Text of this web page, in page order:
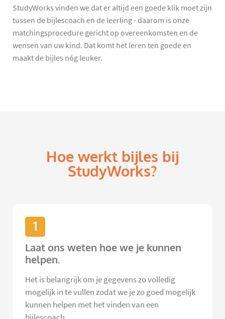
StudyWorks vinden we dat er altijd een goede klik moet zijn
tussen de bijlescoach en de leerling - daarom is onze
matchingsprocedure gericht op overeenkomsten en de
wensen van uw kind. Dat komt het leren ten goede en
maakt de bijles nóg leuker.
Hoe werkt bijles bij
StudyWorks?
1
Laat ons weten hoe we je kunnen
helpen.
Het is belangrijk om je gegevens zo volledig
mogelijk in te vullen zodat we je zo goed mogelijk
kunnen helpen met het vinden van een